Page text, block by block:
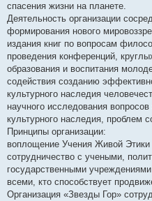
спасения жизни на планете.
Деятельность организации
формирования нового
издания книг по вопросам
проведения конференций,
образования и воспитания
содействия созданию
культурного наследия
научного исследования
культурного наследия, проблем
Принципы организации:
воплощение Учения Живой Этики
сотрудничество с учеными,
государственными
всеми, кто способствует
Организация «Звезды Гор»